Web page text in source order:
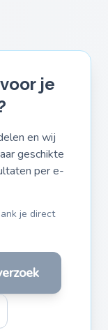
je
en wij
geschikte
per e-
je direct